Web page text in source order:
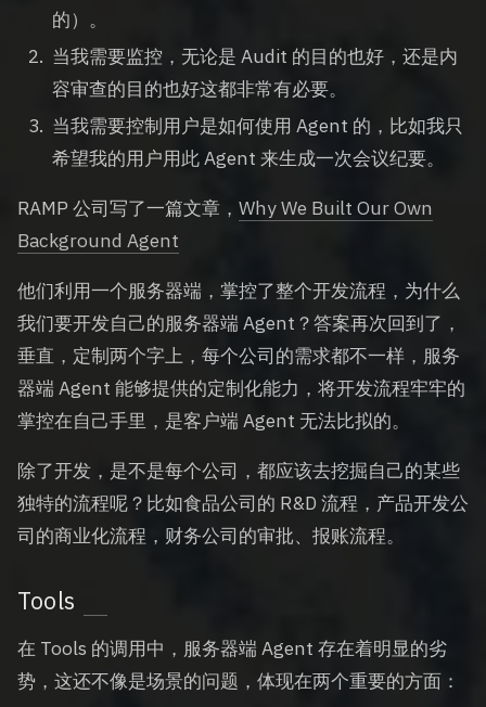
的）。
当我需要监控，无论是 Audit 的目的也好，还是内
容审查的目的也好这都非常有必要。
当我需要控制用户是如何使用 Agent 的，比如我只
希望我的用户用此 Agent 来生成一次会议纪要。
RAMP 公司写了一篇文章， Why We Built Our Own
Background Agent
他们利用一个服务器端，掌控了整个开发流程，为什么
我们要开发自己的服务器端 Agent？答案再次回到了，
垂直，定制两个字上，每个公司的需求都不一样，服务
器端 Agent 能够提供的定制化能力，将开发流程牢牢的
掌控在自己手里，是客户端 Agent 无法比拟的。
除了开发，是不是每个公司，都应该去挖掘自己的某些
独特的流程呢？比如食品公司的 R&D 流程，产品开发公
司的商业化流程，财务公司的审批、报账流程。
Tools
在 Tools 的调用中，服务器端 Agent 存在着明显的劣
势，这还不像是场景的问题，体现在两个重要的方面：